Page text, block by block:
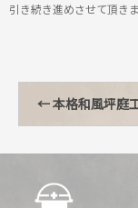
引き続き進めさせて頂きま
←本格和風坪庭